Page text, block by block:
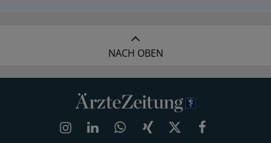
NACH OBEN